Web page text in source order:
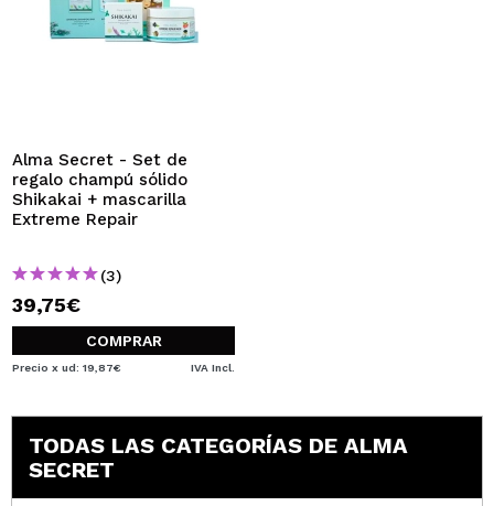
Alma Secret - Set de
regalo champú sólido
Shikakai + mascarilla
Extreme Repair
(3)
39,75€
COMPRAR
Precio x ud: 19,87€ IVA Incl.
TODAS LAS CATEGORÍAS DE ALMA
SECRET